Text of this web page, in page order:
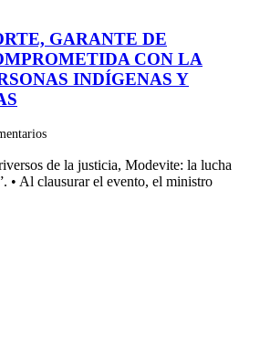
GARANTE DE
CON LA
INDÍGENAS Y
de la justicia, Modevite: la lucha
• Al clausurar el evento, el ministro